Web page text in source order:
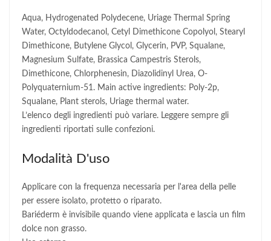
Aqua, Hydrogenated Polydecene, Uriage Thermal Spring
Water, Octyldodecanol, Cetyl Dimethicone Copolyol, Stearyl
Dimethicone, Butylene Glycol, Glycerin, PVP, Squalane,
Magnesium Sulfate, Brassica Campestris Sterols,
Dimethicone, Chlorphenesin, Diazolidinyl Urea, O-
Polyquaternium-51. Main active ingredients: Poly-2p,
Squalane, Plant sterols, Uriage thermal water.
L’elenco degli ingredienti può variare. Leggere sempre gli
ingredienti riportati sulle confezioni.
Modalità D'uso
Applicare con la frequenza necessaria per l'area della pelle
per essere isolato, protetto o riparato.
Bariéderm è invisibile quando viene applicata e lascia un film
dolce non grasso.